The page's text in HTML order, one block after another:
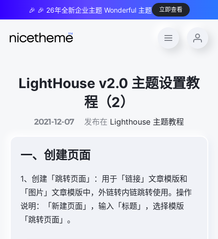
🎉 🎉 26年全新企业主题 Wonderful 主题 立即查看
LightHouse v2.0 主题设置教
程（2）
2021-12-07 发布在 Lighthouse 主题教程
一、创建页面
1、创建「跳转页面」：用于「链接」文章模版和
「图片」文章模版中，外链转内链跳转使用。操作
说明：「新建页面」，输入「标题」，选择模版
「跳转页面」。